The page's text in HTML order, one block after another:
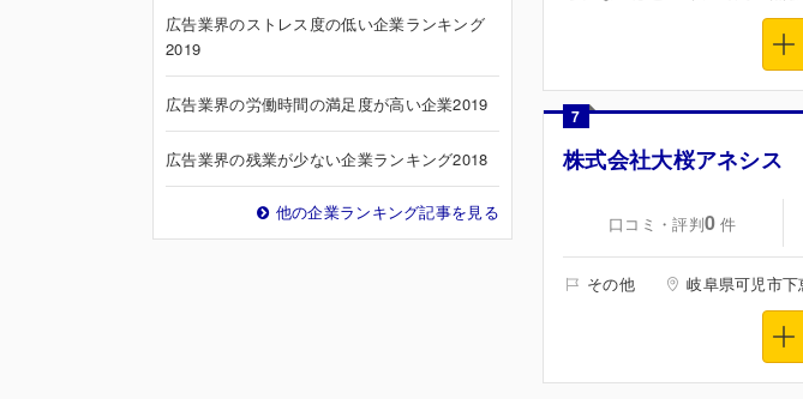
7
株式会社大桜アネシス
口コミ・評判0 件
その他 岐阜県可児市
広告業界のストレス度の低い企業ランキング
2019
広告業界の労働時間の満足度が高い企業2019
広告業界の残業が少ない企業ランキング2018
他の企業ランキング記事を見る